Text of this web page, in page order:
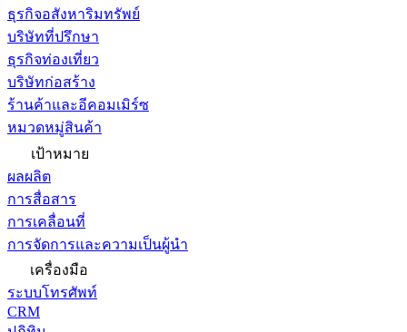
ธุรกิจอสังหาริมทรัพย์
บริษัทที่ปรึกษา
ธุรกิจท่องเที่ยว
บริษัทก่อสร้าง
ร้านค้าและอีคอมเมิร์ซ
หมวดหมู่สินค้า
เป้าหมาย
ผลผลิต
การสื่อสาร
การเคลื่อนที่
การจัดการและความเป็นผู้นำ
เครื่องมือ
ระบบโทรศัพท์
CRM